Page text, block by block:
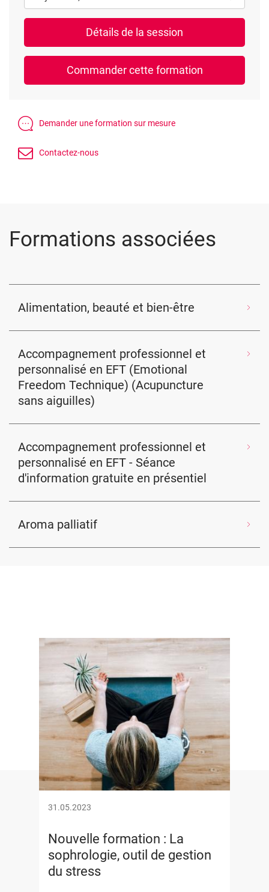
Formations associées
Alimentation, beauté et bien-être
Accompagnement professionnel et
personnalisé en EFT (Emotional
Freedom Technique) (Acupuncture
sans aiguilles)
Accompagnement professionnel et
personnalisé en EFT - Séance
d'information gratuite en présentiel
Aroma palliatif
Image
31.05.2023
Nouvelle formation : La
sophrologie, outil de gestion
du stress